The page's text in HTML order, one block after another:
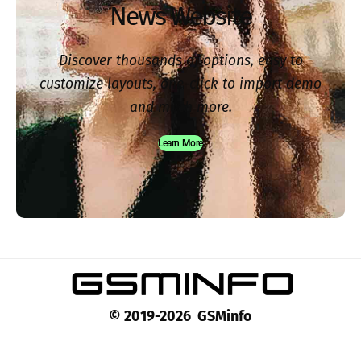
News Website
Discover thousands of options, easy to
customize layouts, one-click to import demo
and much more.
Learn More
© 2019-2026 GSMinfo